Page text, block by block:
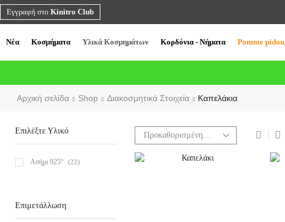
Εγγραφή στο Kinitro Club
Νέα Κοσμήματα Υλικά Κοσμημάτων Κορδόνια - Νήματα Pomme pidou
Αρχική σελίδα Shop Διακοσμητικά Στοιχεία Καπελάκια
Επιλέξτε Υλικό
Ασήμι 925° (22)
Επιμετάλλωση